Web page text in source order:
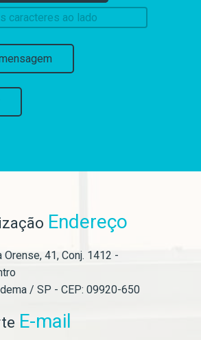
Endereço
Orense, 41, Conj. 1412 -
/ SP - CEP: 09920-650
E-mail